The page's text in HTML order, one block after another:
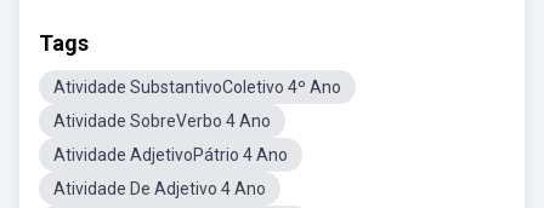
Tags
Atividade SubstantivoColetivo 4º Ano
Atividade SobreVerbo 4 Ano
Atividade AdjetivoPátrio 4 Ano
Atividade De Adjetivo 4 Ano